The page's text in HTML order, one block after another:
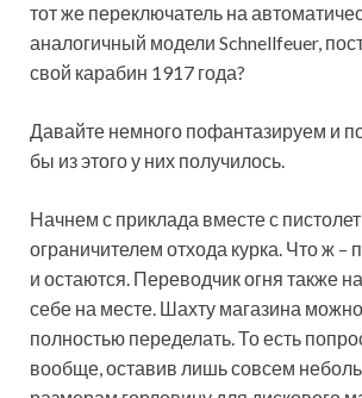
тот же переключатель на
аналогичный модели Schnellfeuer,
свой карабин 1917 года?
Давайте немного пофантазируем и
бы из этого у них получилось.
Начнем с приклада вместе с
ограничителем отхода курка. Что ж –
и остаются. Переводчик огня также
себе на месте. Шахту магазина
полностью переделать. То есть
вообще, оставив лишь совсем